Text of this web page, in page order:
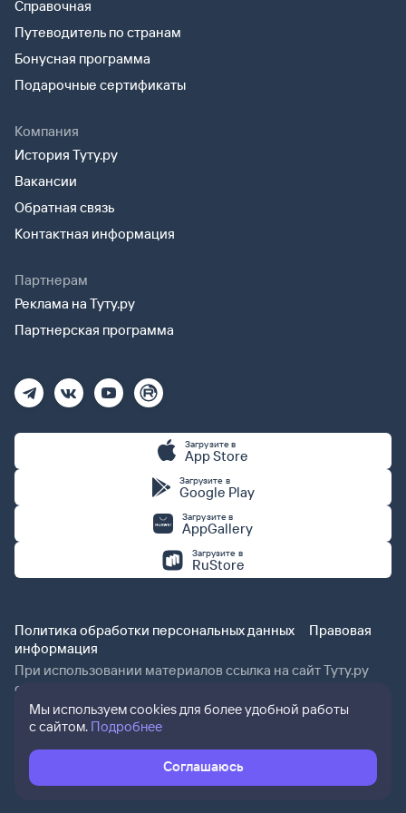
Справочная
Путеводитель по странам
Бонусная программа
Подарочные сертификаты
Компания
История Туту.ру
Вакансии
Обратная связь
Контактная информация
Партнерам
Реклама на Туту.ру
Партнерская программа
Загрузите в
App Store
Загрузите в
Google Play
Загрузите в
AppGallery
Загрузите в
RuStore
Политика обработки персональных данных
Правовая
информация
При использовании материалов ссылка на сайт Туту.ру
обязательна.
Мы используем cookies для более удобной работы
с сайтом. Подробнее
Соглашаюсь